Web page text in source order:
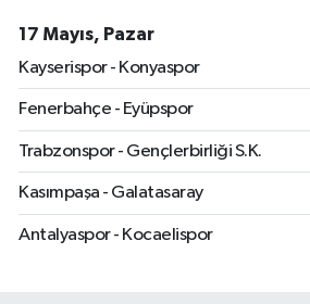
17 Mayıs, Pazar
Kayserispor - Konyaspor
Fenerbahçe - Eyüpspor
Trabzonspor - Gençlerbirliği S.K.
Kasımpaşa - Galatasaray
Antalyaspor - Kocaelispor